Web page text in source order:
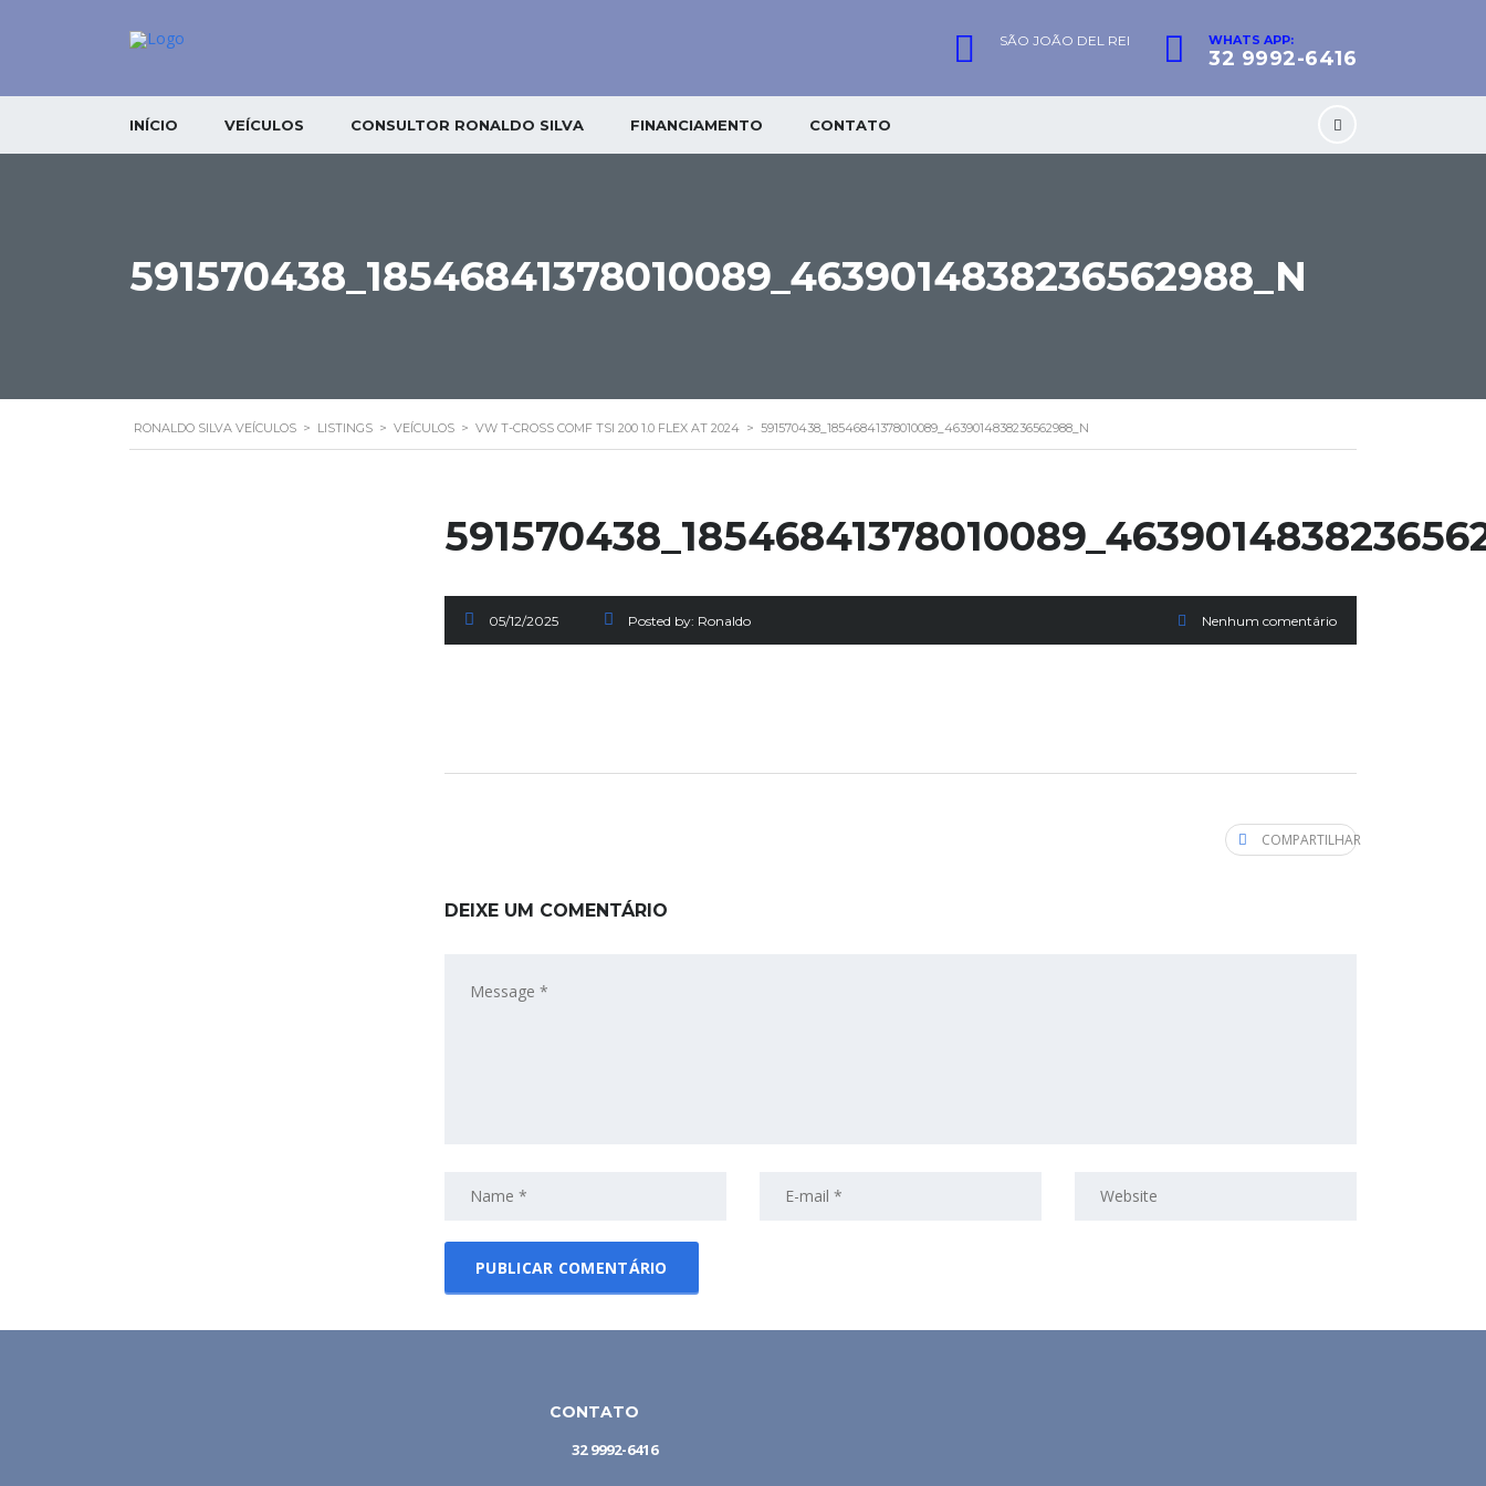
WHATS APP:
32 9992-6416
SÃO JOÃO DEL REI
INÍCIO VEÍCULOS CONSULTOR RONALDO SILVA FINANCIAMENTO CONTATO
591570438_18546841378010089_4639014838236562988_N
RONALDO SILVA VEÍCULOS > LISTINGS > VEÍCULOS > VW T-CROSS COMF TSI 200 1.0 FLEX AT 2024 > 591570438_18546841378010089_4639014838236562988_N
05/12/2025 Posted by: Ronaldo Nenhum comentário
COMPARTILHAR
DEIXE UM COMENTÁRIO
CONTATO
32 9992-6416